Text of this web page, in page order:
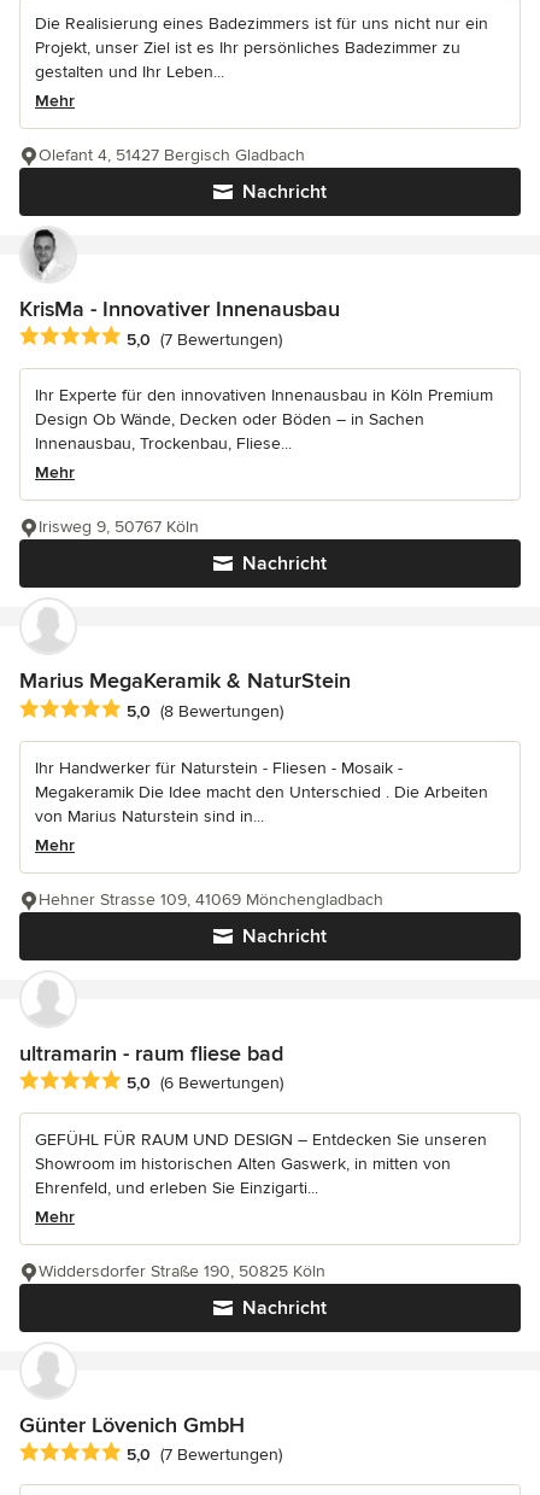
Die Realisierung eines Badezimmers ist für uns nicht nur ein
Projekt, unser Ziel ist es Ihr persönliches Badezimmer zu
gestalten und Ihr Leben...
Mehr
Nachricht
Olefant 4, 51427 Bergisch Gladbach
KrisMa - Innovativer Innenausbau
Durchschnittliche Bewertung: 5 von 5 Sternen
5,0 (7 Bewertungen)
Ihr Experte für den innovativen Innenausbau in Köln Premium
Design Ob Wände, Decken oder Böden – in Sachen
Innenausbau, Trockenbau, Fliese...
Mehr
Nachricht
Irisweg 9, 50767 Köln
Marius MegaKeramik & NaturStein
Durchschnittliche Bewertung: 5 von 5 Sternen
5,0 (8 Bewertungen)
Ihr Handwerker für Naturstein - Fliesen - Mosaik -
Megakeramik Die Idee macht den Unterschied . Die Arbeiten
von Marius Naturstein sind in...
Mehr
Nachricht
Hehner Strasse 109, 41069 Mönchengladbach
ultramarin - raum fliese bad
Durchschnittliche Bewertung: 5 von 5 Sternen
5,0 (6 Bewertungen)
GEFÜHL FÜR RAUM UND DESIGN – Entdecken Sie unseren
Showroom im historischen Alten Gaswerk, in mitten von
Ehrenfeld, und erleben Sie Einzigarti...
Mehr
Nachricht
Widdersdorfer Straße 190, 50825 Köln
Günter Lövenich GmbH
Durchschnittliche Bewertung: 5 von 5 Sternen
5,0 (7 Bewertungen)